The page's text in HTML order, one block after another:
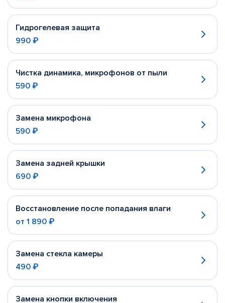
Гидрогелевая защита
990 ₽
Чистка динамика, микрофонов от пыли
590 ₽
Замена микрофона
590 ₽
Замена задней крышки
690 ₽
Восстановление после попадания влаги
от 1 890 ₽
Замена стекла камеры
490 ₽
Замена кнопки включения